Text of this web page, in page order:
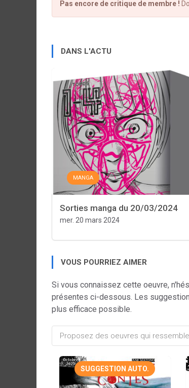
Pas encore de critique de membre !
DANS L'ACTU
MANGA
Sorties manga du 20/03/2024
mer. 20 mars 2024
VOUS POURRIEZ AIMER
Si vous connaissez cette oeuvre,
présentes ci-dessous. Les
plus efficace possible.
SUGGESTION AUTO.